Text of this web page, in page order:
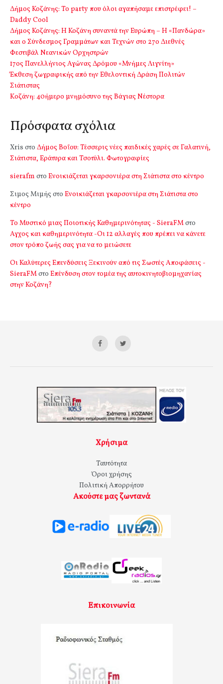
Δήμος Κοζάνης: Το party που όλοι αγαπήσαμε επιστρέφει! –
Daddy Cool
Δήμος Κοζάνης: Η Κοζάνη συναντά την Ευρώπη – Η «Πανδώρα»
και ο Σύνδεσμος Γραμμάτων και Τεχνών στο 27ο Διεθνές
Φεστιβάλ Νεανικών Ορχηστρών
17ος Πανελλήνιος Αγώνας Δρόμου «Μνήμες Λιγνίτη»
Έκθεση ζωγραφικής από την Εθελοντική Δράση Πολιτών
Σιάτιστας
Kοζάνη: 40ήμερο μνημόσυνο της Βάγιας Νέστορα
Πρόσφατα σχόλια
Xris στο Δήμος Βοΐου: Τέσσερις νέες παιδικές χαρές σε Γαλατινή,
Σιάτιστα, Εράτυρα και Τσοτύλι. Φωτογραφίες
sierafm στο Ενοικιάζεται γκαρσονιέρα στη Σιάτιστα στο κέντρο
Σιμος Μιμής στο Ενοικιάζεται γκαρσονιέρα στη Σιάτιστα στο
κέντρο
Το Μυστικό μιας Ποιοτικής Καθημερινότητας - SieraFMστο
Αγχος και καθημερινότητα -Οι 12 αλλαγές που πρέπει να κάνετε
στον τρόπο ζωής σας για να το μειώσετε
Οι Καλύτερες Επενδύσεις Ξεκινούν από τις Σωστές Αποφάσεις -
SieraFMστο Επένδυση στον τομέα της αυτοκινητοβιομηχανίας
στην Κοζάνη?
Χρήσιμα
Ταυτότητα
Όροι χρήσης
Πολιτική Απορρήτου
Ακούστε μας ζωντανά
Επικοινωνία